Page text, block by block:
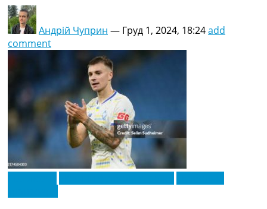
Андрій Чуприн — Груд 1, 2024, 18:24add
comment